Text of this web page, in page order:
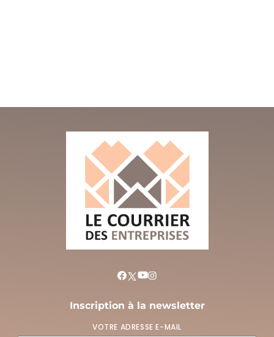
Inscription à la newsletter
VOTRE ADRESSE E-MAIL